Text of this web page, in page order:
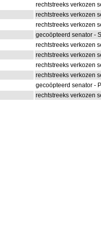
rechtstreeks verkozen
rechtstreeks verkozen
rechtstreeks verkozen
gecoöpteerd senator -
rechtstreeks verkozen
rechtstreeks verkozen
rechtstreeks verkozen
rechtstreeks verkozen
gecoöpteerd senator -
rechtstreeks verkozen